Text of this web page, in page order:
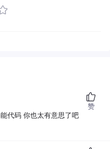
代码 你也太有意思了吧
赞